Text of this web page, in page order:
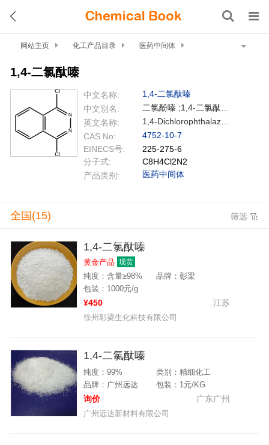
网站主页 化工产品目录
医药中间体
1,4-二氯酞嗪
中文名称:
1,4-二氯酞嗪
中文别名:
二氯酚嗪 ;1,4-二氯酞嗪;1,4-二氯呔嗪;1,4-二氯苯并哒嗪/1,4-二氯酞嗪;1,4-二氯肽嗪;1,4-二氯酚嗪;1, 4-二氯肽氰;1,4-二氯钛嗪
英文名称:
1,4-Dichlorophthalazine
CAS No:
4752-10-7
EINECS号:
225-275-6
分子式:
C8H4Cl2N2
产品类别:
医药中间体
全国(15) 筛选
1,4-二氯酞嗪
黄金产品 现货
纯度：含量≥98%
品牌：彰梁
包装：1000元/g
¥450 江苏
徐州彰梁生化科技有限公司
1,4-二氯酞嗪
纯度：99%
类别：精细化工
品牌：广州远达
包装：1元/KG
询价 广东广州
广州远达新材料有限公司